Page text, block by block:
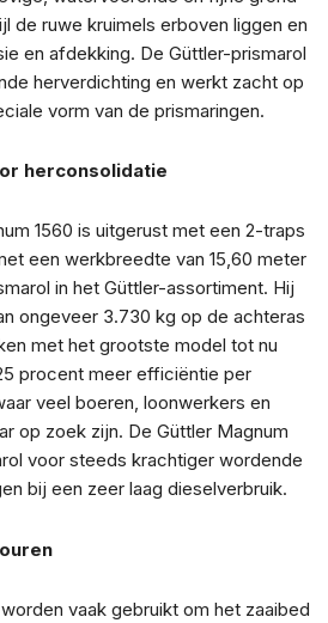
de ruwe kruimels erboven liggen en
en afdekking. De Güttler-prismarol
herverdichting en werkt zacht op
vorm van de prismaringen.
herconsolidatie
1560 is uitgerust met een 2-traps
een werkbreedte van 15,60 meter
in het Güttler-assortiment. Hij
ongeveer 3.730 kg op de achteras
met het grootste model tot nu
procent meer efficiëntie per
veel boeren, loonwerkers en
op zoek zijn. De Güttler Magnum
voor steeds krachtiger wordende
bij een zeer laag dieselverbruik.
vaak gebruikt om het zaaibed